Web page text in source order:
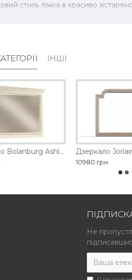
стиль ліжка в красиво
шпону та інженерного дерева
ІНШІ
Дзеркало Bolanburg Ashley Дзеркало
10980 грн.
Не